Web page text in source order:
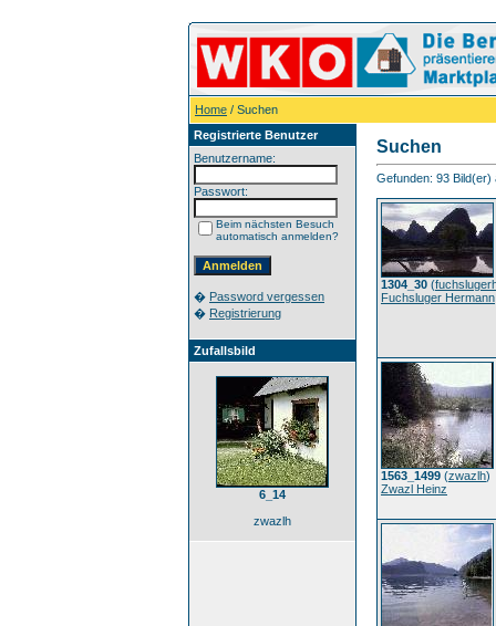
Home / Suchen
Registrierte Benutzer
Benutzername:
Passwort:
Beim nächsten Besuch
automatisch anmelden?
� Password vergessen
� Registrierung
Zufallsbild
6_14
zwazlh
Suchen
Gefunden: 93 Bild(er)
1304_30 (
Fuchsluger Hermann
1563_1499 (zwazlh)
Zwazl Heinz